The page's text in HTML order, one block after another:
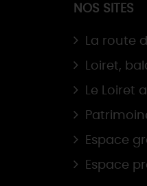
NOS SITES
La route
Loiret,
Le Loiret
Espace
Espace